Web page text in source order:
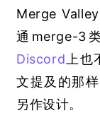
Merge
通merge-3
Discord 上
文提及的那
另作设计。